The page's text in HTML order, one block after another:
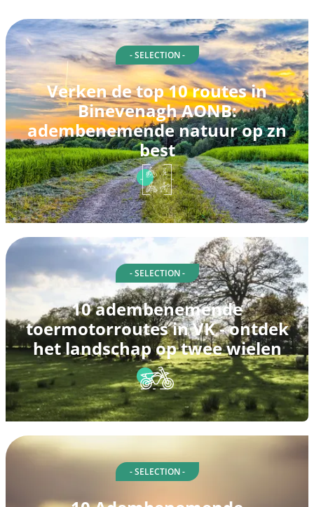
- SELECTION -
Verken de top 10 routes in
Binevenagh AONB:
adembenemende natuur op zn
best
- SELECTION -
10 adembenemende
toermotorroutes in VK - ontdek
het landschap op twee wielen
- SELECTION -